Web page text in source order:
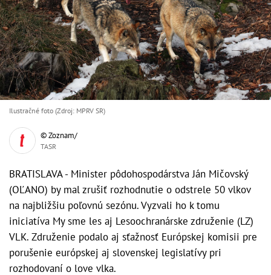
Ilustračné foto (Zdroj: MPRV SR)
© Zoznam/
TASR
BRATISLAVA - Minister pôdohospodárstva Ján Mičovský
(OĽANO) by mal zrušiť rozhodnutie o odstrele 50 vlkov
na najbližšiu poľovnú sezónu. Vyzvali ho k tomu
iniciatíva My sme les aj Lesoochranárske združenie (LZ)
VLK. Združenie podalo aj sťažnosť Európskej komisii pre
porušenie európskej aj slovenskej legislatívy pri
rozhodovaní o love vlka.